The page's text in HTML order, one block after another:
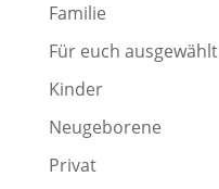
Familie
Für euch ausgewählt
Kinder
Neugeborene
Privat